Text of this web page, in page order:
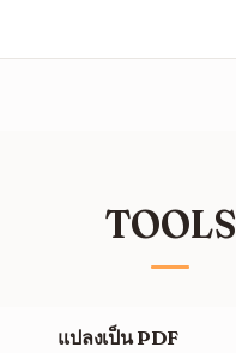
TOOLS
แปลงเป็น PDF